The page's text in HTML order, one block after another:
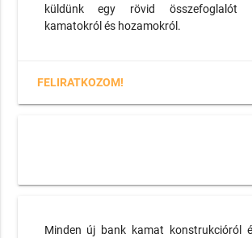
küldünk egy rövid összefoglalót
kamatokról és hozamokról.
FELIRATKOZOM!
Minden új bank kamat konstrukcióról